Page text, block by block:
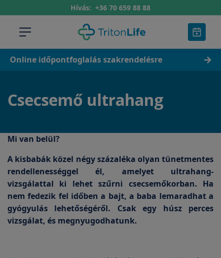
Hívás: +36 70 659 88 88
Online időpontfoglalás szakrendelésre
Csecsemő ultrahang
Mi van belül?
A kisbabák közel négy százaléka olyan tünetmentes
rendellenességgel él, amelyet ultrahang-
vizsgálattal ki lehet szűrni csecsemőkorban. Ha
nem fedezik fel időben a bajt, a baba lemaradhat a
gyógyulás lehetőségéről. Csak egy húsz perces
vizsgálat, és megnyugodhatunk.